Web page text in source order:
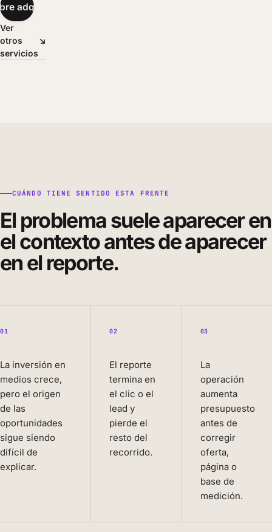
adquisición
Ver
otros
servicios
↘
CUÁNDO TIENE SENTIDO ESTA FRENTE
El problema suele aparecer en
el contexto antes de aparecer
en el reporte.
01
La inversión en
medios crece,
pero el origen
de las
oportunidades
sigue siendo
difícil de
explicar.
02
El reporte
termina en
el clic o el
lead y
pierde el
resto del
recorrido.
03
La
operación
aumenta
presupuesto
antes de
corregir
oferta,
página o
base de
medición.